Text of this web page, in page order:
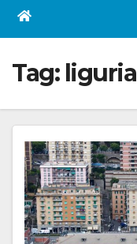
Tag: liguria